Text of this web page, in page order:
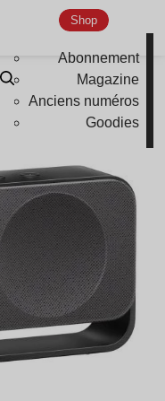
Shop
Abonnement
Magazine
Anciens numéros
Goodies